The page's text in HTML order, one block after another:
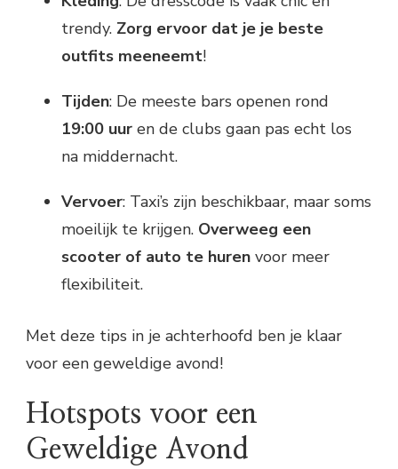
trendy. Zorg ervoor dat je je beste
outfits meeneemt!
Tijden: De meeste bars openen rond
19:00 uur en de clubs gaan pas echt los
na middernacht.
Vervoer: Taxi’s zijn beschikbaar, maar soms
moeilijk te krijgen. Overweeg een
scooter of auto te huren voor meer
flexibiliteit.
Met deze tips in je achterhoofd ben je klaar
voor een geweldige avond!
Hotspots voor een
Geweldige Avond